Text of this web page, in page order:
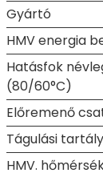
Gyártó
HMV energia
Hatásfok
(80/60°C)
Előremenő
Tágulási
HMV.